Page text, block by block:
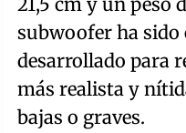
subwoofer ha sido
desarrollado para
más realista y
bajas o graves.